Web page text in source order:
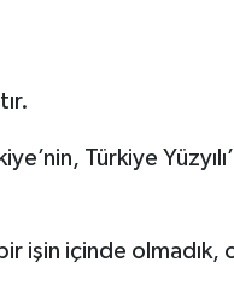
Türkiye
işin içinde olmadık,